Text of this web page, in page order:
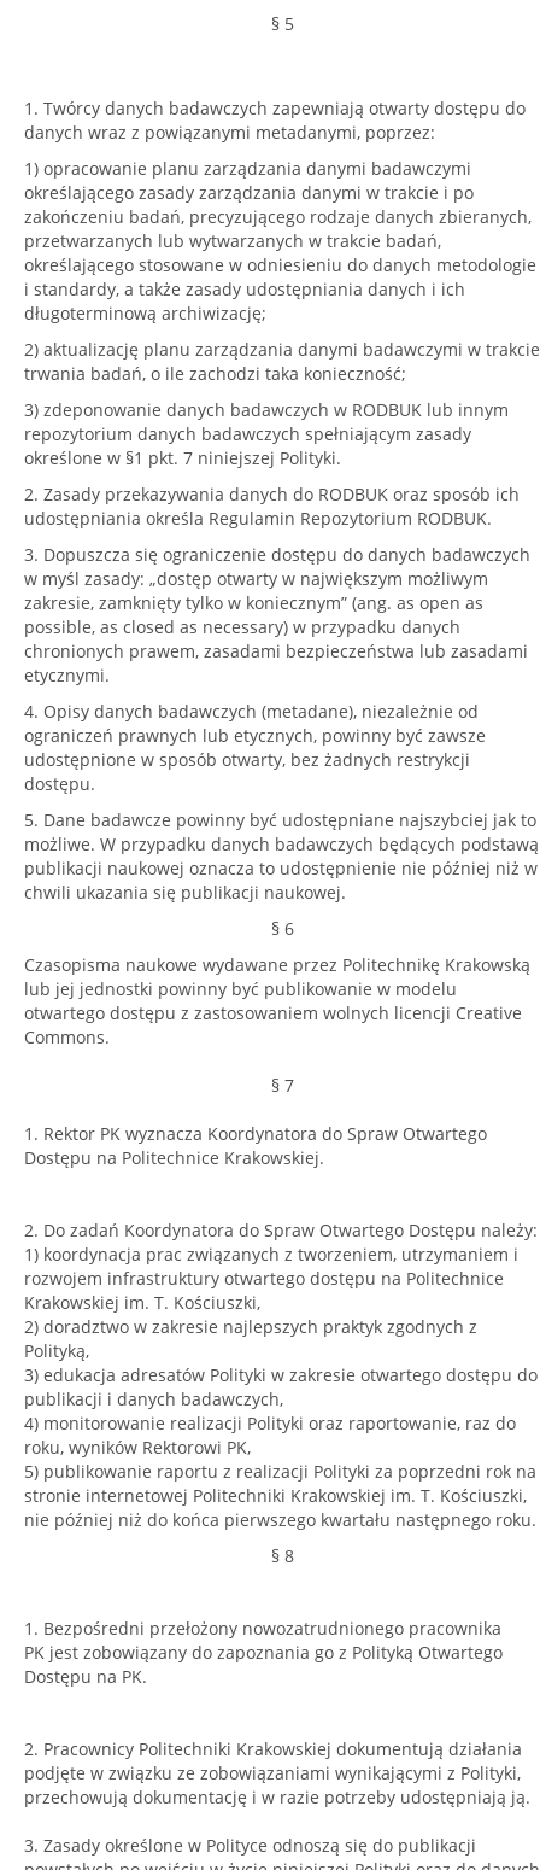
§ 5
1. Twórcy danych badawczych zapewniają otwarty dostępu do
danych wraz z powiązanymi metadanymi, poprzez:
1) opracowanie planu zarządzania danymi badawczymi
określającego zasady zarządzania danymi w trakcie i po
zakończeniu badań, precyzującego rodzaje danych zbieranych,
przetwarzanych lub wytwarzanych w trakcie badań,
określającego stosowane w odniesieniu do danych metodologie
i standardy, a także zasady udostępniania danych i ich
długoterminową archiwizację;
2) aktualizację planu zarządzania danymi badawczymi w trakcie
trwania badań, o ile zachodzi taka konieczność;
3) zdeponowanie danych badawczych w RODBUK lub innym
repozytorium danych badawczych spełniającym zasady
określone w §1 pkt. 7 niniejszej Polityki.
2. Zasady przekazywania danych do RODBUK oraz sposób ich
udostępniania określa Regulamin Repozytorium RODBUK.
3. Dopuszcza się ograniczenie dostępu do danych badawczych
w myśl zasady: „dostęp otwarty w największym możliwym
zakresie, zamknięty tylko w koniecznym” (ang. as open as
possible, as closed as necessary) w przypadku danych
chronionych prawem, zasadami bezpieczeństwa lub zasadami
etycznymi.
4. Opisy danych badawczych (metadane), niezależnie od
ograniczeń prawnych lub etycznych, powinny być zawsze
udostępnione w sposób otwarty, bez żadnych restrykcji
dostępu.
5. Dane badawcze powinny być udostępniane najszybciej jak to
możliwe. W przypadku danych badawczych będących podstawą
publikacji naukowej oznacza to udostępnienie nie później niż w
chwili ukazania się publikacji naukowej.
§ 6
Czasopisma naukowe wydawane przez Politechnikę Krakowską
lub jej jednostki powinny być publikowanie w modelu
otwartego dostępu z zastosowaniem wolnych licencji Creative
Commons.
§ 7
1. Rektor PK wyznacza Koordynatora do Spraw Otwartego
Dostępu na Politechnice Krakowskiej.
2. Do zadań Koordynatora do Spraw Otwartego Dostępu należy:
1) koordynacja prac związanych z tworzeniem, utrzymaniem i
rozwojem infrastruktury otwartego dostępu na Politechnice
Krakowskiej im. T. Kościuszki,
2) doradztwo w zakresie najlepszych praktyk zgodnych z
Polityką,
3) edukacja adresatów Polityki w zakresie otwartego dostępu do
publikacji i danych badawczych,
4) monitorowanie realizacji Polityki oraz raportowanie, raz do
roku, wyników Rektorowi PK,
5) publikowanie raportu z realizacji Polityki za poprzedni rok na
stronie internetowej Politechniki Krakowskiej im. T. Kościuszki,
nie później niż do końca pierwszego kwartału następnego roku.
§ 8
1. Bezpośredni przełożony nowozatrudnionego pracownika
PK jest zobowiązany do zapoznania go z Polityką Otwartego
Dostępu na PK.
2. Pracownicy Politechniki Krakowskiej dokumentują działania
podjęte w związku ze zobowiązaniami wynikającymi z Polityki,
przechowują dokumentację i w razie potrzeby udostępniają ją.
3. Zasady określone w Polityce odnoszą się do publikacji